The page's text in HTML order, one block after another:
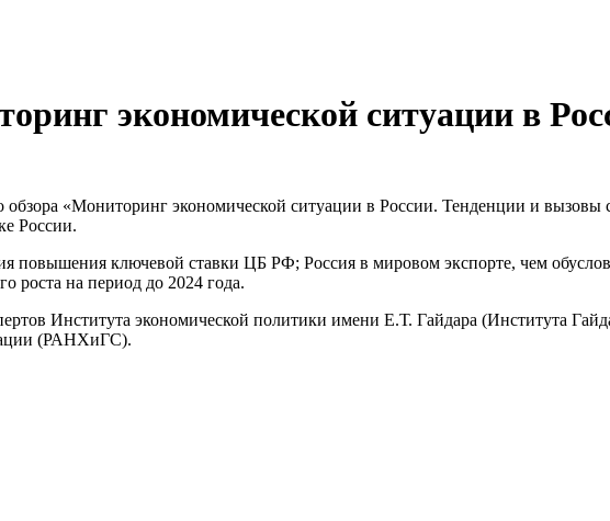
экономической ситуации в
обзора «Мониторинг экономической ситуации в России. Тенденции и вызовы
России.
повышения ключевой ставки ЦБ РФ; Россия в мировом экспорте, чем
роста на период до 2024 года.
Института экономической политики имени Е.Т. Гайдара (Института
(РАНХиГС).